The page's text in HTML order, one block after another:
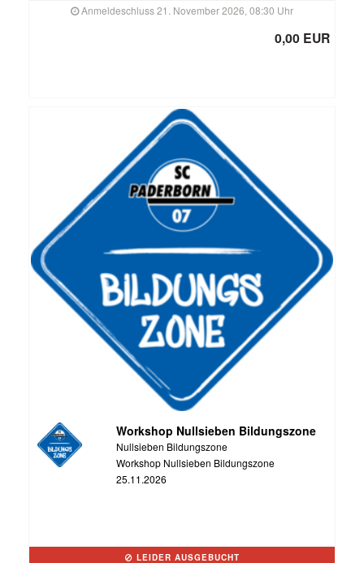
Anmeldeschluss 21. November 2026, 08:30 Uhr
0,00 EUR
Workshop Nullsieben Bildungszone
Nullsieben Bildungszone
Workshop Nullsieben Bildungszone
25.11.2026
LEIDER AUSGEBUCHT